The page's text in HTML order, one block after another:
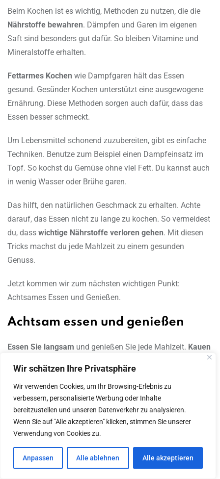
Wir schätzen Ihre Privatsphäre
Wir verwenden Cookies, um Ihr Browsing-Erlebnis zu
verbessern, personalisierte Werbung oder Inhalte
bereitzustellen und unseren Datenverkehr zu analysieren.
Wenn Sie auf "Alle akzeptieren" klicken, stimmen Sie unserer
Verwendung von Cookies zu.
Anpassen Alle ablehnen Alle akzeptieren
Beim Kochen ist es wichtig, Methoden zu nutzen, die die
Nährstoffe bewahren. Dämpfen und Garen im eigenen
Saft sind besonders gut dafür. So bleiben Vitamine und
Mineralstoffe erhalten.
Fettarmes Kochen wie Dampfgaren hält das Essen
gesund. Gesünder Kochen unterstützt eine ausgewogene
Ernährung. Diese Methoden sorgen auch dafür, dass das
Essen besser schmeckt.
Um Lebensmittel schonend zuzubereiten, gibt es einfache
Techniken. Benutze zum Beispiel einen Dampfeinsatz im
Topf. So kochst du Gemüse ohne viel Fett. Du kannst auch
in wenig Wasser oder Brühe garen.
Das hilft, den natürlichen Geschmack zu erhalten. Achte
darauf, das Essen nicht zu lange zu kochen. So vermeidest
du, dass wichtige Nährstoffe verloren gehen. Mit diesen
Tricks machst du jede Mahlzeit zu einem gesunden
Genuss.
Jetzt kommen wir zum nächsten wichtigen Punkt:
Achtsames Essen und Genießen.
Achtsam essen und genießen
Essen Sie langsam und genießen Sie jede Mahlzeit. Kauen
, um Ihrem Körper zu helfen, das Essen besser
zu verarbeiten. Dies gibt auch Ihrem Gehirn die Zeit, das
Sättigungsgefühl zu erkennen.
Sie brauchen etwa 10-15 Minuten, bis Sie merken, dass Sie
satt sind. Hören Sie auf Ihren Körper und stoppen Sie das
Essen, wenn Sie sich voll fühlen.
Achten Sie darauf, keine Lebensmittel zu verschwenden.